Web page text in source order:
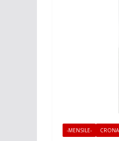
-MENSILE-